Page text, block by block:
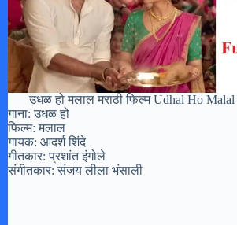
उधळ हो मलाल मराठी फिल्म Udhal Ho
गाना: उधळ हो
फिल्म: मलाल
गायक: आदर्श शिंदे
गीतकार: प्रशांत इंगोले
संगीतकार: संजय लीला भंसाली